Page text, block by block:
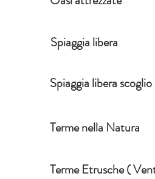
Spiaggia libera
Spiaggia libera scoglio
Terme nella Natura
Terme Etrusche (